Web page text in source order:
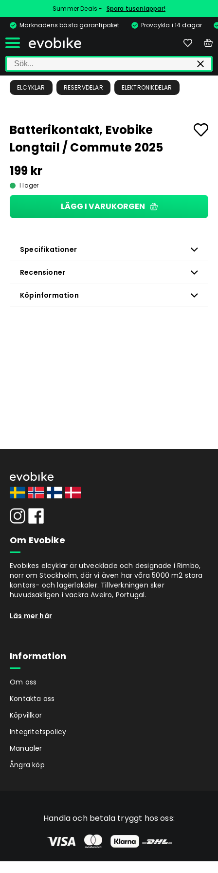
Summer Deals - Spara tusenlappar!
Marknadens bästa garantipaket
Provcykla i 14 dagar
ELCYKLAR RESERVDELAR ELEKTRONIKDELAR
Batterikontakt, Evobike
Longtail / Commute 2025
199 kr
I lager
LÄGG I VARUKORGEN
Specifikationer
Recensioner
Köpinformation
Om Evobike
Evobikes elcyklar är utvecklade och designade i Rimbo,
norr om Stockholm, där vi även har våra 5000 m2 stora
kontors- och lagerlokaler. Tillverkningen sker
huvudsakligen i vackra Aveiro, Portugal.
Läs mer här
Information
Om oss
Kontakta oss
Köpvillkor
Integritetspolicy
Manualer
Ångra köp
Handla och betala tryggt hos oss: